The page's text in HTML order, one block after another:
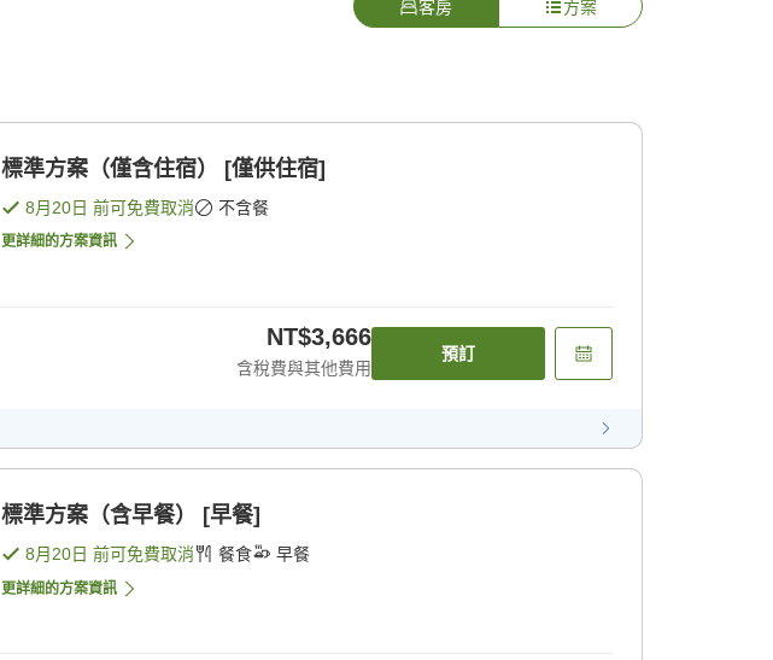
客房 方案
標準方案（僅含住宿） [僅供住宿]
8月20日 前可免費取消 不含餐
更詳細的方案資訊
NT$3,666
含稅費與其他費用
預訂
標準方案（含早餐） [早餐]
8月20日 前可免費取消 餐食 早餐
更詳細的方案資訊